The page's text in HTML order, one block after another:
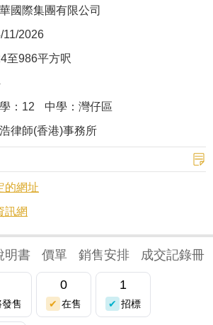
11/2026
至986平方呎
律師(香港)事務所
：12 中學：灣仔區
國際集團有限公司
的網址
訊網
明書 價單 銷售安排 成交記錄冊
發售
0
在售
1
招標